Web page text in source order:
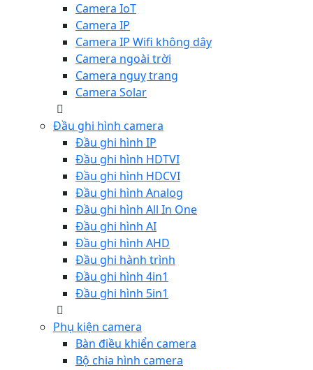
Camera IoT
Camera IP
Camera IP Wifi không dây
Camera ngoài trời
Camera nguỵ trang
Camera Solar
Đầu ghi hình camera
Đầu ghi hình IP
Đầu ghi hình HDTVI
Đầu ghi hình HDCVI
Đầu ghi hình Analog
Đầu ghi hình All In One
Đầu ghi hình AI
Đầu ghi hình AHD
Đầu ghi hành trình
Đầu ghi hình 4in1
Đầu ghi hình 5in1
Phụ kiện camera
Bàn điều khiển camera
Bộ chia hình camera